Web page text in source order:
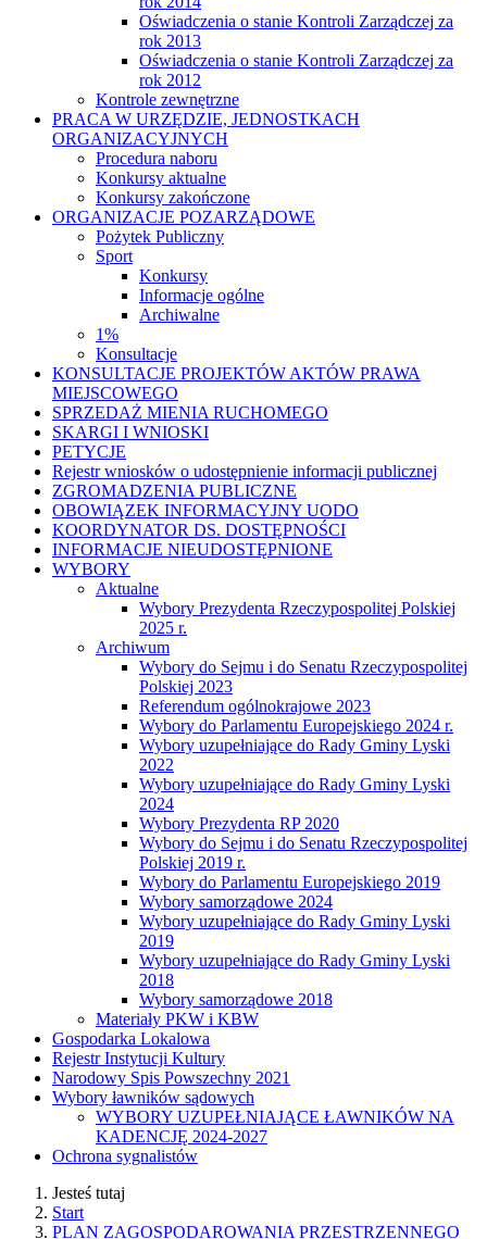
Oświadczenia o stanie Kontroli Zarządczej za
rok 2013
Oświadczenia o stanie Kontroli Zarządczej za
rok 2012
Kontrole zewnętrzne
PRACA W URZĘDZIE, JEDNOSTKACH
ORGANIZACYJNYCH
Procedura naboru
Konkursy aktualne
Konkursy zakończone
ORGANIZACJE POZARZĄDOWE
Pożytek Publiczny
Sport
Konkursy
Informacje ogólne
Archiwalne
1%
Konsultacje
KONSULTACJE PROJEKTÓW AKTÓW PRAWA
MIEJSCOWEGO
SPRZEDAŻ MIENIA RUCHOMEGO
SKARGI I WNIOSKI
PETYCJE
Rejestr wniosków o udostępnienie informacji publicznej
ZGROMADZENIA PUBLICZNE
OBOWIĄZEK INFORMACYJNY UODO
KOORDYNATOR DS. DOSTĘPNOŚCI
INFORMACJE NIEUDOSTĘPNIONE
WYBORY
Aktualne
Wybory Prezydenta Rzeczypospolitej Polskiej
2025 r.
Archiwum
Wybory do Sejmu i do Senatu Rzeczypospolitej
Polskiej 2023
Referendum ogólnokrajowe 2023
Wybory do Parlamentu Europejskiego 2024 r.
Wybory uzupełniające do Rady Gminy Lyski
2022
Wybory uzupełniające do Rady Gminy Lyski
2024
Wybory Prezydenta RP 2020
Wybory do Sejmu i do Senatu Rzeczypospolitej
Polskiej 2019 r.
Wybory do Parlamentu Europejskiego 2019
Wybory samorządowe 2024
Wybory uzupełniające do Rady Gminy Lyski
2019
Wybory uzupełniające do Rady Gminy Lyski
2018
Wybory samorządowe 2018
Materiały PKW i KBW
Gospodarka Lokalowa
Rejestr Instytucji Kultury
Narodowy Spis Powszechny 2021
Wybory ławników sądowych
WYBORY UZUPEŁNIAJĄCE ŁAWNIKÓW NA
KADENCJĘ 2024-2027
Ochrona sygnalistów
Jesteś tutaj
Start
PLAN ZAGOSPODAROWANIA PRZESTRZENNEGO